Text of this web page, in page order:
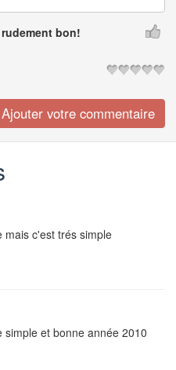
bon!
mais c'est trés simple
simple et bonne année 2010